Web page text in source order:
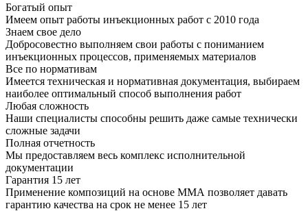
Богатый опыт
Имеем опыт работы инъекционных работ с 2010 года
Знаем свое дело
Добросовестно выполняем свои работы с пониманием
инъекционных процессов, применяемых материалов
Все по нормативам
Имеется техническая и нормативная документация, выбираем
наиболее оптимальный способ выполнения работ
Любая сложность
Наши специалисты способны решить даже самые технически
сложные задачи
Полная отчетность
Мы предоставляем весь комплекс исполнительной
документации
Гарантия 15 лет
Применение композиций на основе ММА позволяет давать
гарантию качества на срок не менее 15 лет